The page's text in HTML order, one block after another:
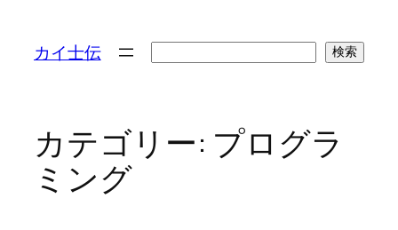
カイ士伝 検索
カテゴリー: プログラ
ミング